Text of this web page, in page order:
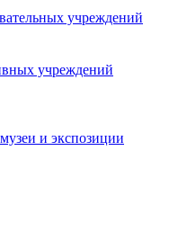
учреждений
учреждений
и экспозиции